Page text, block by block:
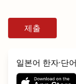
제출
일본어 한자·단